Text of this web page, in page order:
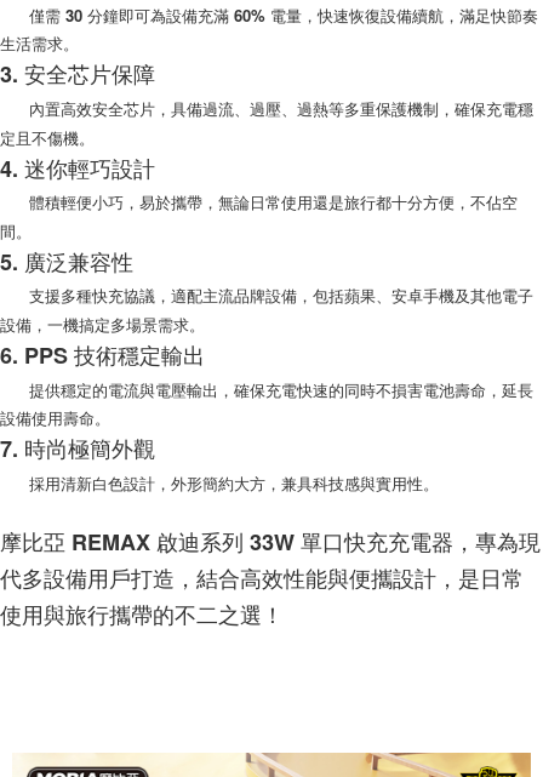
購買商品的店家。未經商家同意取消之訂單仍視為有效，需透過AFTEE先享
後付繳納相關費用。
※ 交易是否成功請以「AFTEE先享後付 」之結帳頁面顯示為準，若有關於
是否繳費成功／繳費後需取消欲退款等相關疑問，請聯繫「AFTEE先享後付
客戶支援中心」 https://netprotections.freshdesk.com/support/home
【注意事項】
１．透過由恩沛科技股份有限公司提供之「AFTEE先享後付」服務完成之交
權轉讓予恩沛科技股份有限公司。
https://aftee.tw/terms/#terms3
３．未成年的使用者請事先徵得法定代理人或監護人之同意方可使用
「AFTEE先享後付」，若未經同意申辦者引起之損失，本公司不負相關責
任。
時審查核予不同之上限額度；若仍有額度不足之情形，本公司將視審查結果
請求用戶進行身份認證。
恩沛科技股份有限公司將有權停止該用戶之使用額度並採取法律行動。
每筆NT$100，滿NT$999(含以上)免運費
(郵局)離島宅配
每筆NT$200，滿NT$1,500(含以上)免運費
僅需 30 分鐘即可為設備充滿 60% 電量，快速恢復設備續航，滿足快節奏
生活需求。
3. 安全芯片保障
內置高效安全芯片，具備過流、過壓、過熱等多重保護機制，確保充電穩
定且不傷機。
4. 迷你輕巧設計
體積輕便小巧，易於攜帶，無論日常使用還是旅行都十分方便，不佔空
間。
5. 廣泛兼容性
支援多種快充協議，適配主流品牌設備，包括蘋果、安卓手機及其他電子
設備，一機搞定多場景需求。
6. PPS 技術穩定輸出
提供穩定的電流與電壓輸出，確保充電快速的同時不損害電池壽命，延長
設備使用壽命。
7. 時尚極簡外觀
採用清新白色設計，外形簡約大方，兼具科技感與實用性。
摩比亞 REMAX 啟迪系列 33W 單口快充充電器，專為現
代多設備用戶打造，結合高效性能與便攜設計，是日常
使用與旅行攜帶的不二之選！